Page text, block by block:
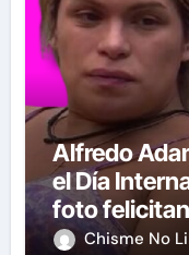
Alfredo
el Día
foto
Chisme No